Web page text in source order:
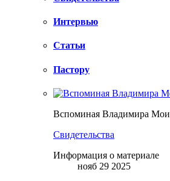
Интервью
Статьи
Пастору
Вспоминая Владимира
Свидетельства
Информация о материале
нояб 29 2025